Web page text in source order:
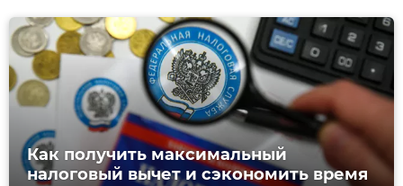
Как получить максимальный
налоговый вычет и сэкономить время